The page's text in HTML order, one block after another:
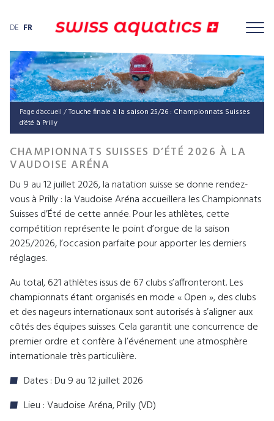
DE FR
Page d'accueil /Touche finale à la saison 25/26 : Championnats Suisses
d’été à Prilly
CHAMPIONNATS SUISSES D’ÉTÉ 2026 À LA
VAUDOISE ARÉNA
Du 9 au 12 juillet 2026, la natation suisse se donne rendez-
vous à Prilly : la Vaudoise Aréna accueillera les Championnats
Suisses d’Été de cette année. Pour les athlètes, cette
compétition représente le point d’orgue de la saison
2025/2026, l’occasion parfaite pour apporter les derniers
réglages.
Au total, 621 athlètes issus de 67 clubs s’affronteront. Les
championnats étant organisés en mode « Open », des clubs
et des nageurs internationaux sont autorisés à s’aligner aux
côtés des équipes suisses. Cela garantit une concurrence de
premier ordre et confère à l’événement une atmosphère
internationale très particulière.
Dates : Du 9 au 12 juillet 2026
Lieu : Vaudoise Aréna, Prilly (VD)